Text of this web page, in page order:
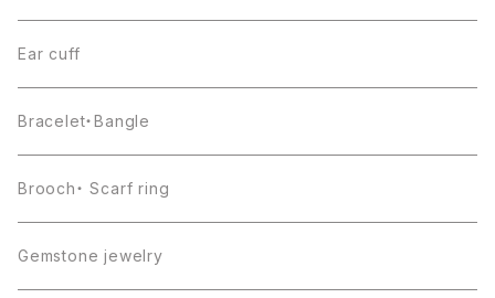
Ear cuff
Bracelet・Bangle
Brooch・ Scarf ring
Gemstone jewelry